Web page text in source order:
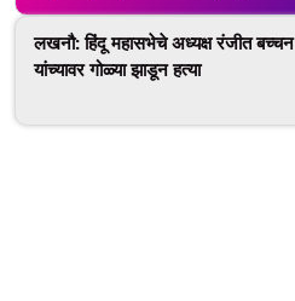
लखनौ: हिंदू महासभेचे अध्यक्ष रंजीत बच्चन
यांच्यावर गोळ्या झाडून हत्या